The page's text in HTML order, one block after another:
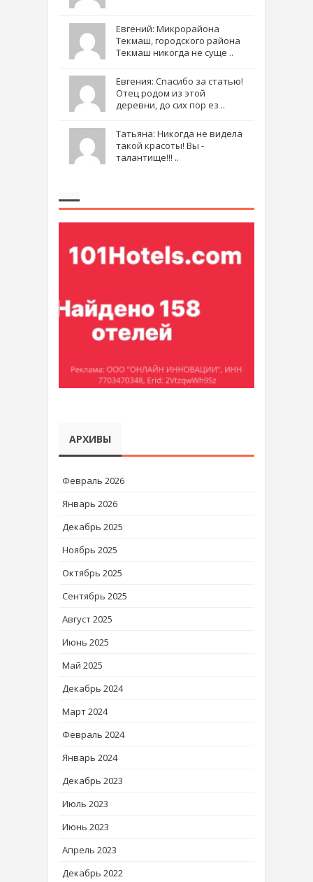
Евгений: Микрорайона
Текмаш, городского района
Текмаш никогда не суще ..
Евгения: Спасибо за статью!
Отец родом из этой
деревни, до сих пор ез ..
Татьяна: Никогда не видела
такой красоты! Вы -
талантище!!! ..
АРХИВЫ
Февраль 2026
Январь 2026
Декабрь 2025
Ноябрь 2025
Октябрь 2025
Сентябрь 2025
Август 2025
Июнь 2025
Май 2025
Декабрь 2024
Март 2024
Февраль 2024
Январь 2024
Декабрь 2023
Июль 2023
Июнь 2023
Апрель 2023
Декабрь 2022